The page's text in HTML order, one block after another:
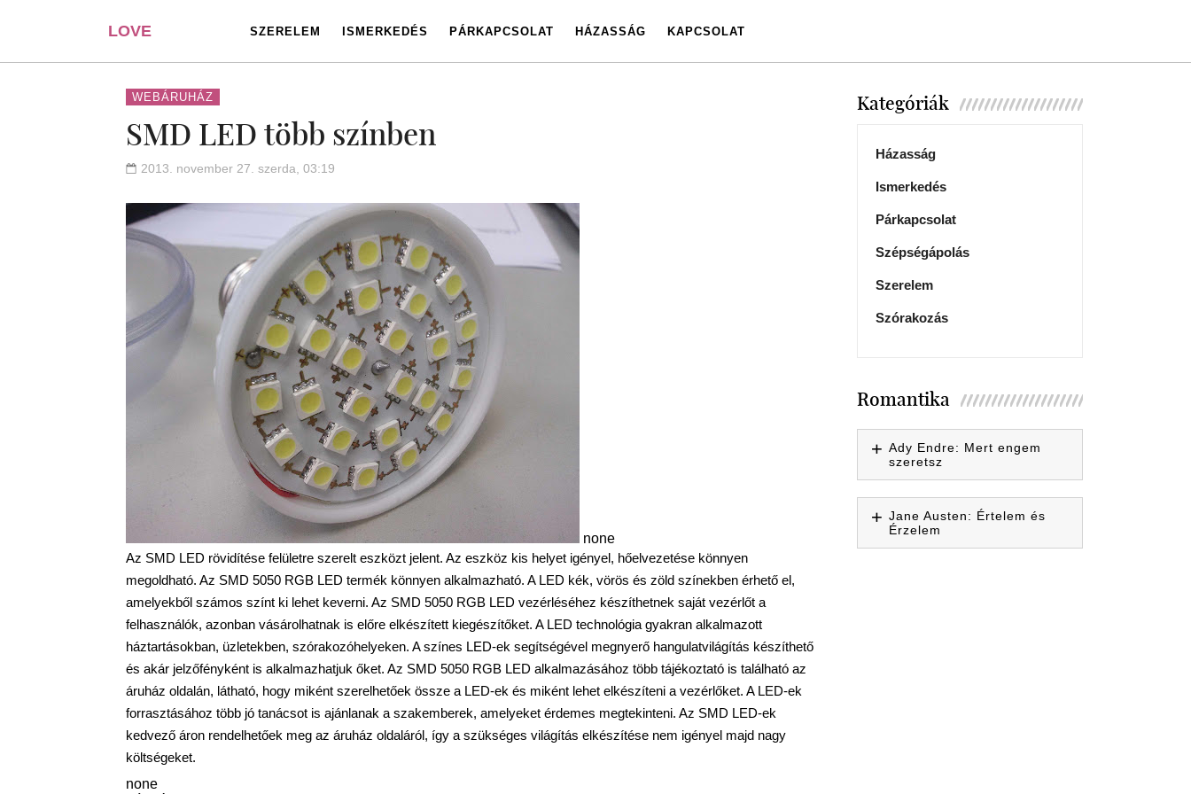
LOVE
PORTAL
SZERELEM ISMERKEDÉS PÁRKAPCSOLAT HÁZASSÁG KAPCSOLAT
WEBÁRUHÁZ
SMD LED több színben
2013. november 27. szerda, 03:19
none
Az SMD LED rövidítése felületre szerelt eszközt jelent. Az eszköz kis helyet igényel, hőelvezetése könnyen
megoldható. Az SMD 5050 RGB LED termék könnyen alkalmazható. A LED kék, vörös és zöld színekben érhető el,
amelyekből számos színt ki lehet keverni. Az SMD 5050 RGB LED vezérléséhez készíthetnek saját vezérlőt a
felhasználók, azonban vásárolhatnak is előre elkészített kiegészítőket. A LED technológia gyakran alkalmazott
háztartásokban, üzletekben, szórakozóhelyeken. A színes LED-ek segítségével megnyerő hangulatvilágítás készíthető
és akár jelzőfényként is alkalmazhatjuk őket. Az SMD 5050 RGB LED alkalmazásához több tájékoztató is található az
áruház oldalán, látható, hogy miként szerelhetőek össze a LED-ek és miként lehet elkészíteni a vezérlőket. A LED-ek
forrasztásához több jó tanácsot is ajánlanak a szakemberek, amelyeket érdemes megtekinteni. Az SMD LED-ek
kedvező áron rendelhetőek meg az áruház oldaláról, így a szükséges világítás elkészítése nem igényel majd nagy
költségeket.
none
Kategóriák
Házasság
Ismerkedés
Párkapcsolat
Szépségápolás
Szerelem
Szórakozás
Romantika
Ady Endre: Mert engem
szeretsz
Jane Austen: Értelem és
Érzelem